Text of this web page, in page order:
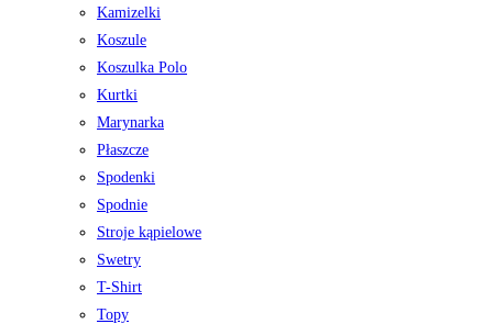
Kamizelki
Koszule
Koszulka Polo
Kurtki
Marynarka
Płaszcze
Spodenki
Spodnie
Stroje kąpielowe
Swetry
T-Shirt
Topy